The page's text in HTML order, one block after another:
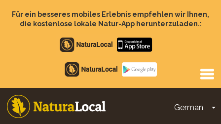
zumFür ein besseres mobiles Erlebnis empfehlen wir Ihnen,
die kostenlose lokale Natur-App herunterzuladen.:
Apple
store
Google
Play
German